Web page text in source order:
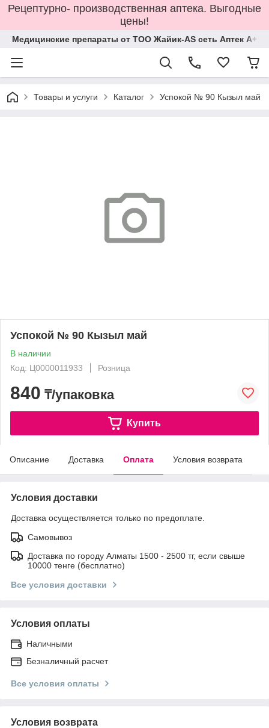
Рецептурно- производственная аптека. Выгодные
цены!
Медицинские препараты от ТОО Жайик-AS сеть Аптек А+
Товары и услуги Каталог Успокой № 90 Кызыл май
Успокой № 90 Кызыл май
В наличии
Код: Ц0000011933
Розница
840 ₸/упаковка
Купить
Описание Доставка Оплата Условия возврата
Условия доставки
Доставка осуществляется только по предоплате.
Самовывоз
Доставка по городу Алматы 1500 - 2500 тг, если свыше
10000 тенге (бесплатно)
Все условия доставки
Условия оплаты
Наличными
Безналичный расчет
Все условия оплаты
Условия возврата